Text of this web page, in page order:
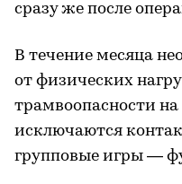
сразу же после
В течение месяца
от физических
трамвоопасности
исключаются
групповые игры —